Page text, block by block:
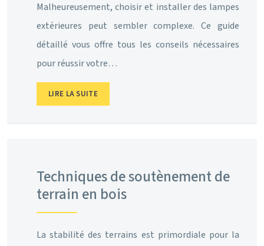
Malheureusement, choisir et installer des lampes
extérieures peut sembler complexe. Ce guide
détaillé vous offre tous les conseils nécessaires
pour réussir votre…
LIRE LA SUITE
Techniques de soutènement de
terrain en bois
La stabilité des terrains est primordiale pour la